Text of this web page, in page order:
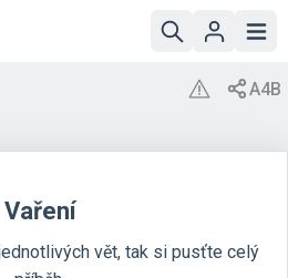
Vaření
vět, tak si pusťte celý